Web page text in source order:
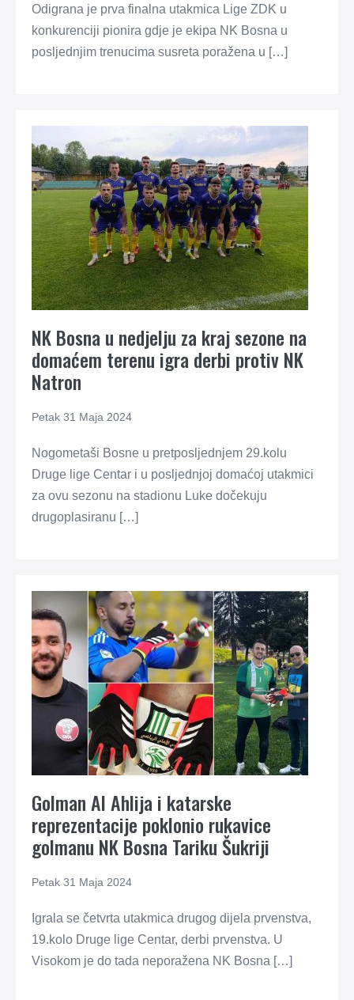
Odigrana je prva finalna utakmica Lige ZDK u
konkurenciji pionira gdje je ekipa NK Bosna u
posljednjim trenucima susreta poražena u […]
NK Bosna u nedjelju za kraj sezone na
domaćem terenu igra derbi protiv NK
Natron
Petak 31 Maja 2024
Nogometaši Bosne u pretposljednjem 29.kolu
Druge lige Centar i u posljednjoj domaćoj utakmici
za ovu sezonu na stadionu Luke dočekuju
drugoplasiranu […]
Golman Al Ahlija i katarske
reprezentacije poklonio rukavice
golmanu NK Bosna Tariku Šukriji
Petak 31 Maja 2024
Igrala se četvrta utakmica drugog dijela prvenstva,
19.kolo Druge lige Centar, derbi prvenstva. U
Visokom je do tada neporažena NK Bosna […]